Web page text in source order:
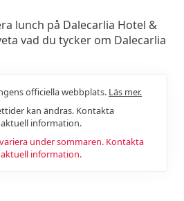
lunch på Dalecarlia Hotel &
vad du tycker om Dalecarlia
officiella webbplats. Läs mer.
kan ändras. Kontakta
information.
under sommaren. Kontakta
information.